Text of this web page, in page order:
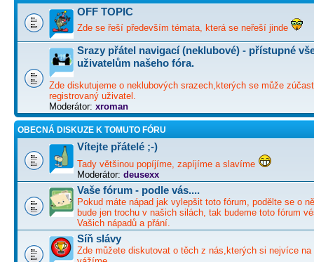
OFF TOPIC
Zde se řeší především témata, která se neřeší jinde
Srazy přátel navigací (neklubové) - přístupné
uživatelům našeho fóra.
Zde diskutujeme o neklubových srazech,kterých se může
registrovaný uživatel.
Moderátor: xroman
OBECNÁ DISKUZE K TOMUTO FÓRU
Vítejte přátelé ;-)
Tady většinou popíjíme, zapíjíme a slavíme
Moderátor: deusexx
Vaše fórum - podle vás....
Pokud máte nápad jak vylepšit toto fórum, podělte se o
bude jen trochu v našich silách, tak budeme toto fórum
Vašich nápadů a přání.
Síň slávy
Zde můžete diskutovat o těch z nás,kterých si nejvíce na